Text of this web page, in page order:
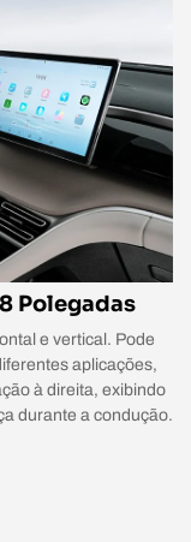
Polegadas
e vertical. Pode
aplicações,
à direita, exibindo
durante a condução.